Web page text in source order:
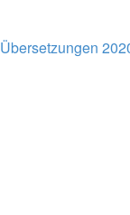
Übersetzungen